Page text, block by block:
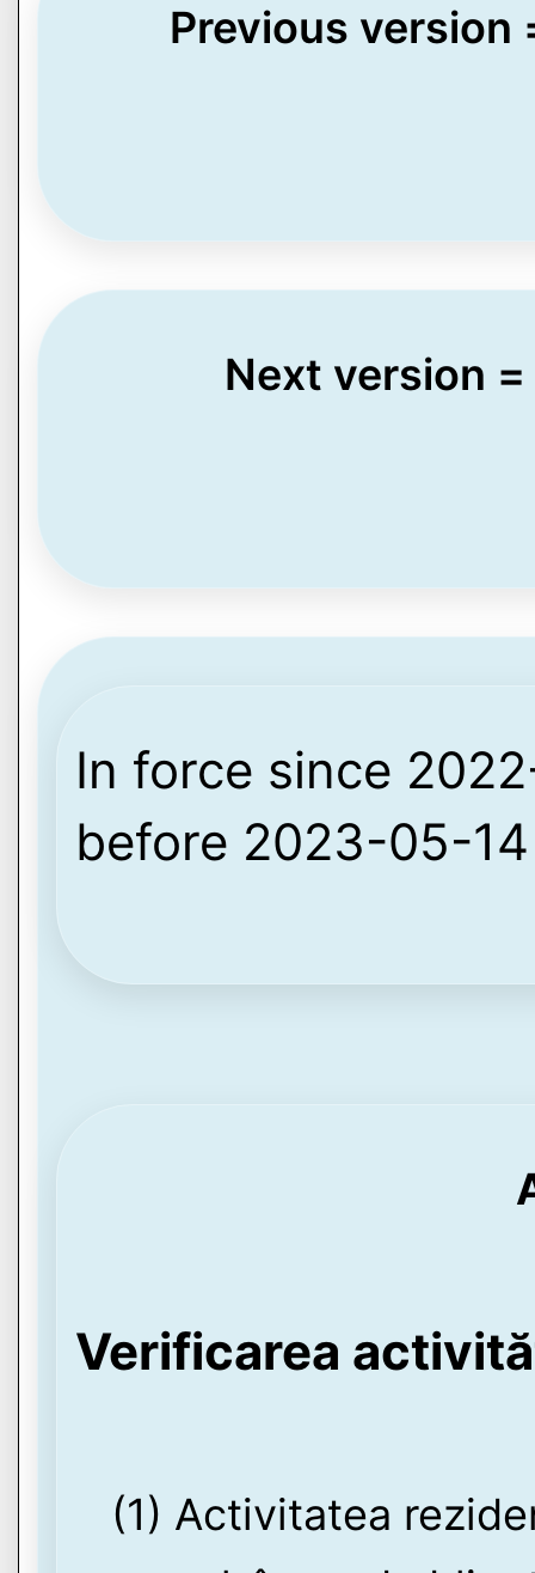
Previous version
Next version
In force since
before 2023-05-14
Verificarea
(1) Activitatea